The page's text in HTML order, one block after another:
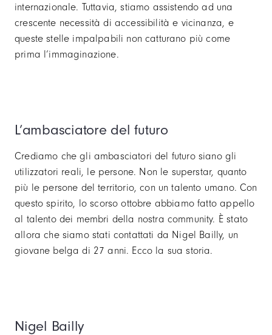
internazionale. Tuttavia, stiamo assistendo ad una
crescente necessità di accessibilità e vicinanza, e
queste stelle impalpabili non catturano più come
prima l’immaginazione.
L’ambasciatore del futuro
Crediamo che gli ambasciatori del futuro siano gli
utilizzatori reali, le persone. Non le superstar, quanto
più le persone del territorio, con un talento umano. Con
questo spirito, lo scorso ottobre abbiamo fatto appello
al talento dei membri della nostra community. È stato
allora che siamo stati contattati da Nigel Bailly, un
giovane belga di 27 anni. Ecco la sua storia.
Nigel Bailly